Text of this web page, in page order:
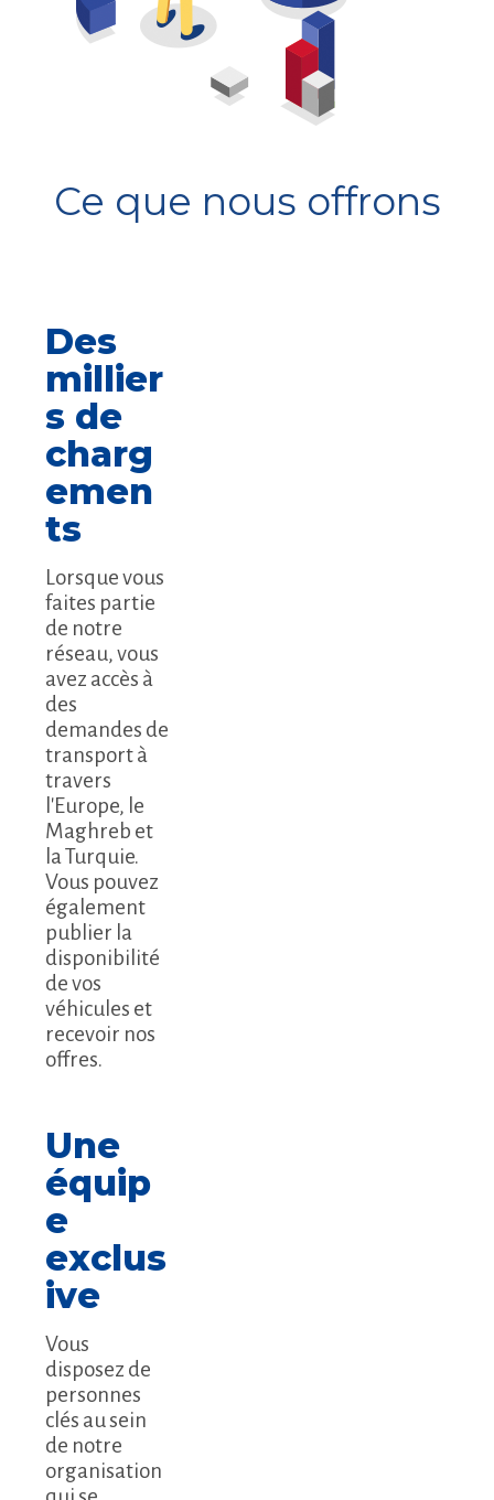
Ce que nous offrons
Des
millier
s de
charg
emen
ts
Lorsque vous
faites partie
de notre
réseau, vous
avez accès à
des
demandes de
transport à
travers
l'Europe, le
Maghreb et
la Turquie.
Vous pouvez
également
publier la
disponibilité
de vos
véhicules et
recevoir nos
offres.
Une
équip
e
exclus
ive
Vous
disposez de
personnes
clés au sein
de notre
organisation